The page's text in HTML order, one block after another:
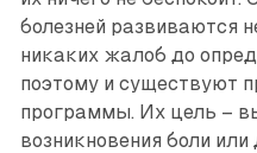
болезней развиваются
никаких жалоб до
поэтому и существуют
программы. Их цель –
возникновения боли